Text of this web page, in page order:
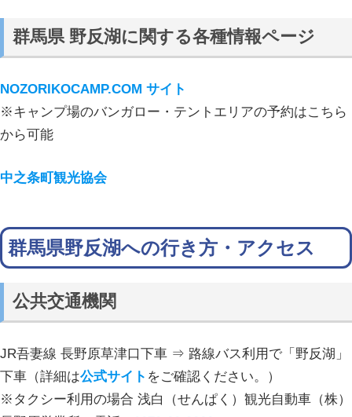
群馬県 野反湖に関する各種情報ページ
NOZORIKOCAMP.COM サイト
※キャンプ場のバンガロー・テントエリアの予約はこちら
から可能
中之条町観光協会
群馬県野反湖への行き方・アクセス
公共交通機関
JR吾妻線 長野原草津口下車 ⇒ 路線バス利用で「野反湖」
下車（詳細は公式サイト をご確認ください。）
※タクシー利用の場合 浅白（せんぱく）観光自動車（株）